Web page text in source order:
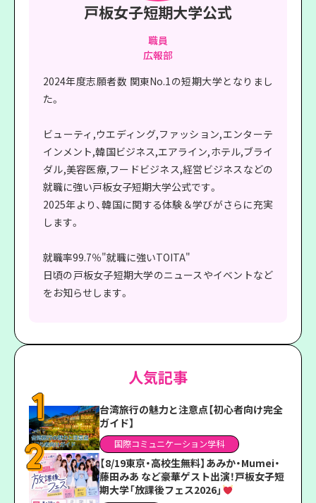
戸板女子短期大学公式
職員
広報部
2024年度志願者数 関東No.1の短期大学となりまし
た。
ビューティ,ウエディング,ファッション,エンターテ
インメント,韓国ビジネス,エアライン,ホテル,ブライ
ダル,美容医療,フードビジネス,経営ビジネスなどの
就職に強い戸板女子短期大学公式です。
2025年より、韓国に関する体験＆学びがさらに充実
します。
就職率99.7％"就職に強いTOITA"
日頃の戸板女子短期大学のニュースやイベントなど
をお知らせします。
人気記事
台湾旅行の魅力と注意点【初心者向け完全
ガイド】
国際コミュニケーション学科
【8/19東京・高校生無料】あみか・Mumei・
藤田みあ など豪華ゲスト出演！戸板女子短
期大学「放課後フェス2026」